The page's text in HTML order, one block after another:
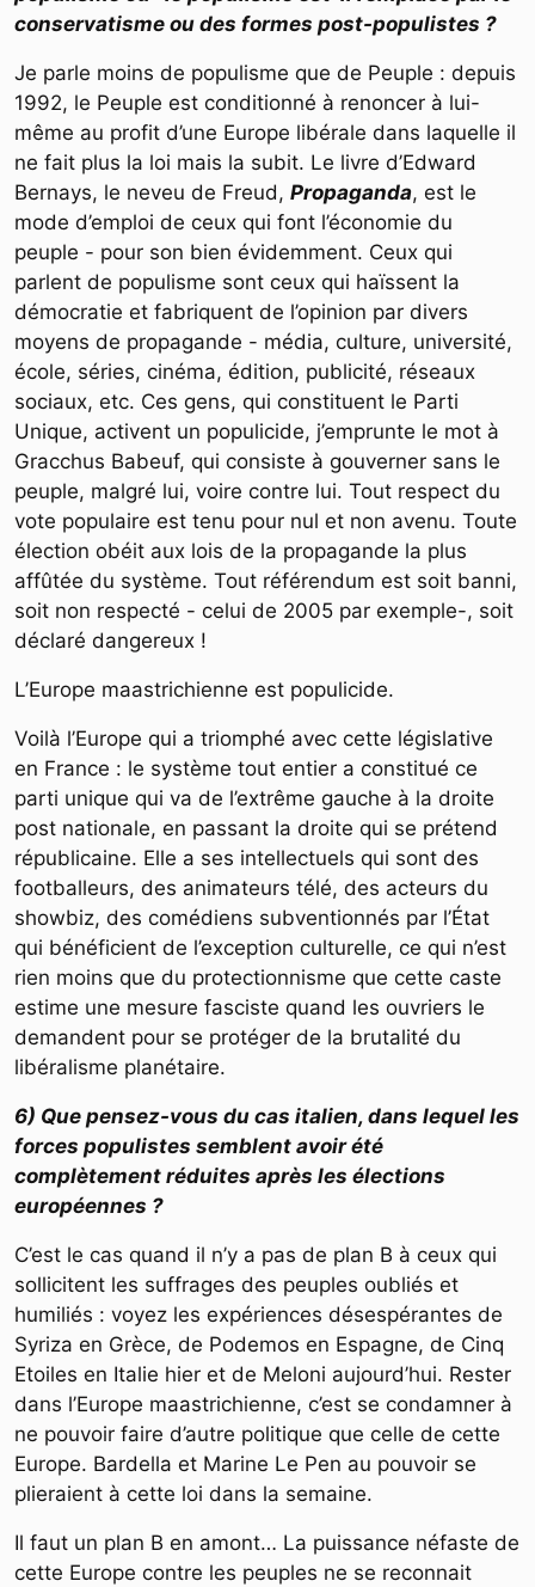
conservatisme ou des formes post-populistes ?
Je parle moins de populisme que de Peuple : depuis
1992, le Peuple est conditionné à renoncer à lui-
même au profit d’une Europe libérale dans laquelle il
ne fait plus la loi mais la subit. Le livre d’Edward
Bernays, le neveu de Freud, Propaganda, est le
mode d’emploi de ceux qui font l’économie du
peuple - pour son bien évidemment. Ceux qui
parlent de populisme sont ceux qui haïssent la
démocratie et fabriquent de l’opinion par divers
moyens de propagande - média, culture, université,
école, séries, cinéma, édition, publicité, réseaux
sociaux, etc. Ces gens, qui constituent le Parti
Unique, activent un populicide, j’emprunte le mot à
Gracchus Babeuf, qui consiste à gouverner sans le
peuple, malgré lui, voire contre lui. Tout respect du
vote populaire est tenu pour nul et non avenu. Toute
élection obéit aux lois de la propagande la plus
affûtée du système. Tout référendum est soit banni,
soit non respecté - celui de 2005 par exemple-, soit
déclaré dangereux !
L’Europe maastrichienne est populicide.
Voilà l’Europe qui a triomphé avec cette législative
en France : le système tout entier a constitué ce
parti unique qui va de l’extrême gauche à la droite
post nationale, en passant la droite qui se prétend
républicaine. Elle a ses intellectuels qui sont des
footballeurs, des animateurs télé, des acteurs du
showbiz, des comédiens subventionnés par l’État
qui bénéficient de l’exception culturelle, ce qui n’est
rien moins que du protectionnisme que cette caste
estime une mesure fasciste quand les ouvriers le
demandent pour se protéger de la brutalité du
libéralisme planétaire.
6) Que pensez-vous du cas italien, dans lequel les
forces populistes semblent avoir été
complètement réduites après les élections
européennes ?
C’est le cas quand il n’y a pas de plan B à ceux qui
sollicitent les suffrages des peuples oubliés et
humiliés : voyez les expériences désespérantes de
Syriza en Grèce, de Podemos en Espagne, de Cinq
Etoiles en Italie hier et de Meloni aujourd’hui. Rester
dans l’Europe maastrichienne, c’est se condamner à
ne pouvoir faire d’autre politique que celle de cette
Europe. Bardella et Marine Le Pen au pouvoir se
plieraient à cette loi dans la semaine.
Il faut un plan B en amont… La puissance néfaste de
cette Europe contre les peuples ne se reconnait